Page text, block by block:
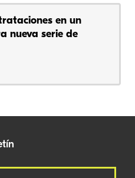
en un
nueva serie de